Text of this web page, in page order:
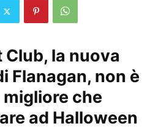
la nuova
Flanagan, non è
che
ad Halloween